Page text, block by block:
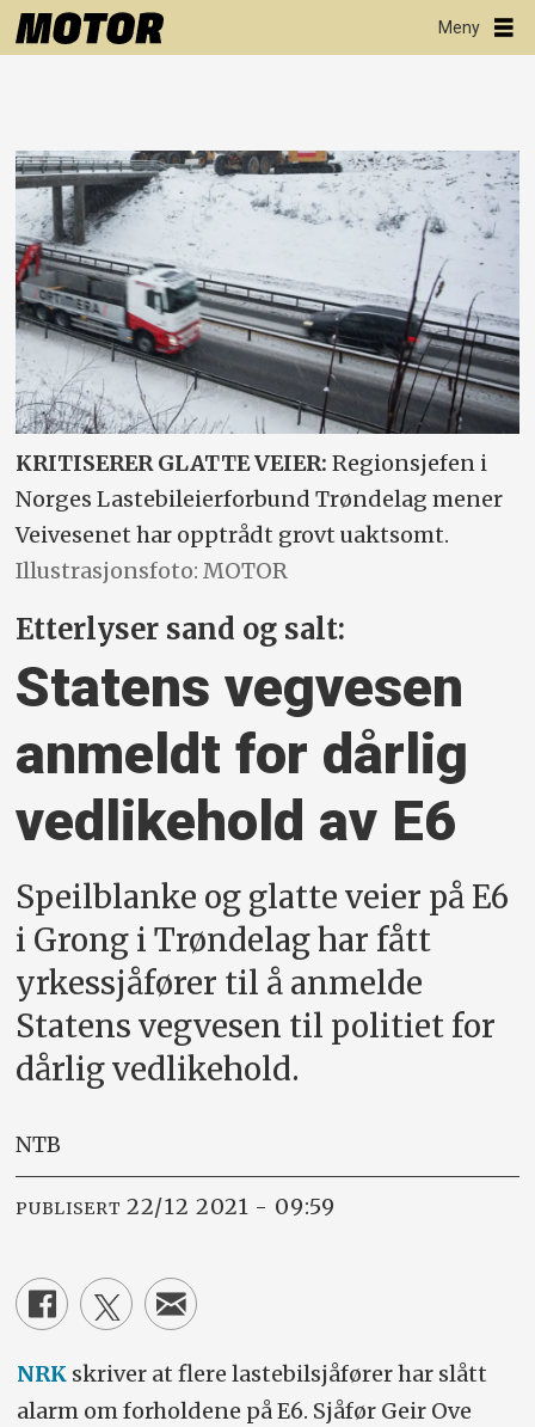
KRITISERER GLATTE VEIER: Regionsjefen i
Norges Lastebileierforbund Trøndelag mener
Veivesenet har opptrådt grovt uaktsomt.
Illustrasjonsfoto: MOTOR
Etterlyser sand og salt:
Statens vegvesen
anmeldt for dårlig
vedlikehold av E6
Speilblanke og glatte veier på E6
i Grong i Trøndelag har fått
yrkessjåfører til å anmelde
Statens vegvesen til politiet for
dårlig vedlikehold.
NTB
PUBLISERT 22/12 2021 - 09:59
NRK skriver at flere lastebilsjåfører har slått
alarm om forholdene på E6. Sjåfør Geir Ove